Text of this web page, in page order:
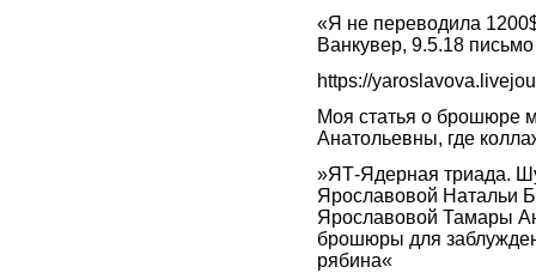
«Я не переводила
Ванкувер, 9.5.18
https://
Моя статья о брошюре
Анатольевны, где
»ЯТ-Ядерная триада.
Ярославовой Натальи
Ярославовой Тамары
брoшюры для
рябина«